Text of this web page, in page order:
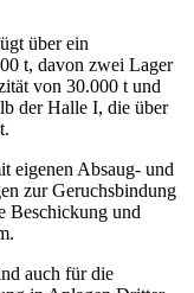
über ein
t, davon zwei Lager
von 30.000 t und
der Halle I, die über
eigenen Absaug- und
zur Geruchsbindung
Beschickung und
auch für die